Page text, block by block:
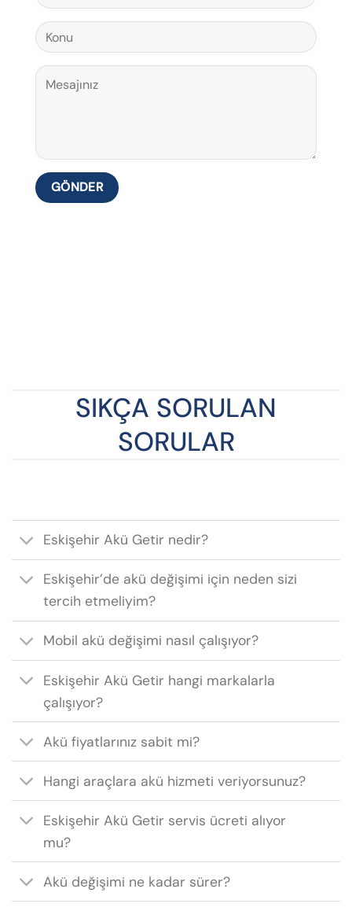
SIKÇA SORULAN
SORULAR
Eskişehir Akü Getir nedir?
Eskişehir’de akü değişimi için neden sizi
tercih etmeliyim?
Mobil akü değişimi nasıl çalışıyor?
Eskişehir Akü Getir hangi markalarla
çalışıyor?
Akü fiyatlarınız sabit mi?
Hangi araçlara akü hizmeti veriyorsunuz?
Eskişehir Akü Getir servis ücreti alıyor
mu?
Akü değişimi ne kadar sürer?